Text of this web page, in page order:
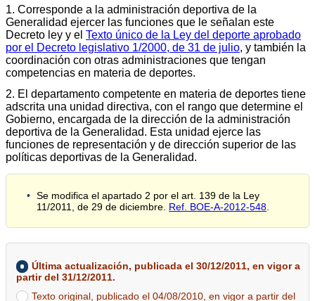
1. Corresponde a la administración deportiva de la
Generalidad ejercer las funciones que le señalan este
Decreto ley y el Texto único de la Ley del deporte aprobado
por el Decreto legislativo 1/2000, de 31 de julio, y también la
coordinación con otras administraciones que tengan
competencias en materia de deportes.
2. El departamento competente en materia de deportes tiene
adscrita una unidad directiva, con el rango que determine el
Gobierno, encargada de la dirección de la administración
deportiva de la Generalidad. Esta unidad ejerce las
funciones de representación y de dirección superior de las
políticas deportivas de la Generalidad.
Se modifica el apartado 2 por el art. 139 de la Ley
11/2011, de 29 de diciembre. Ref. BOE-A-2012-548
Última actualización, publicada el 30/12/2011, en vigor a
partir del 31/12/2011.
Texto original, publicado el 04/08/2010, en vigor a partir del